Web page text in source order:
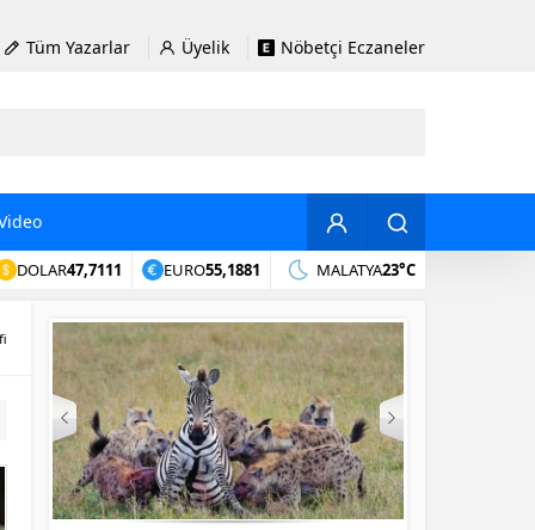
Tüm Yazarlar Üyelik Nöbetçi Eczaneler
DOLAR47,7111 EURO55,1881 MALATYA23°C